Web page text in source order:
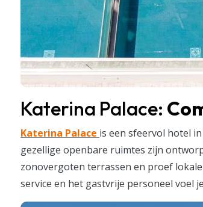
Katerina Palace:
Katerina Palace is een sfeervol hotel
gezellige openbare ruimtes zijn
zonovergoten terrassen en proef
service en het gastvrije personeel voel